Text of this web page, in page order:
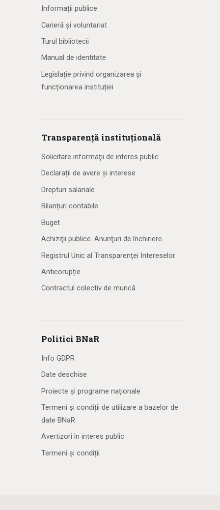
Informații publice
Carieră și voluntariat
Turul bibliotecii
Manual de identitate
Legislație privind organizarea și
funcționarea instituției
Transparență instituțională
Solicitare informaţii de interes public
Declarații de avere și interese
Drepturi salariale
Bilanțuri contabile
Buget
Achiziţii publice. Anunţuri de închiriere
Registrul Unic al Transparenţei Intereselor
Anticorupție
Contractul colectiv de muncă
Politici BNaR
Info GDPR
Date deschise
Proiecte și programe naționale
Termeni și condiții de utilizare a bazelor de
date BNaR
Avertizori în interes public
Termeni și condiții